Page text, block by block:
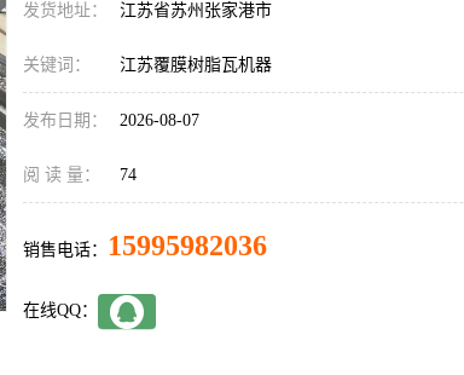
发货地址： 江苏省苏州张家港市
关键词： 江苏覆膜树脂瓦机器
发布日期： 2026-08-07
阅 读 量： 74
销售电话： 15995982036
在线QQ：